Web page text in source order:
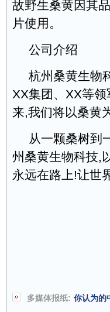
故野生桑黄因其
片使用。
公司介绍
杭州桑黄生物
XX集团、XX等
来,我们将以桑黄
从一颗桑树到
州桑黄生物科技,
永远在路上!让世
多媒体报纸: 你认为的